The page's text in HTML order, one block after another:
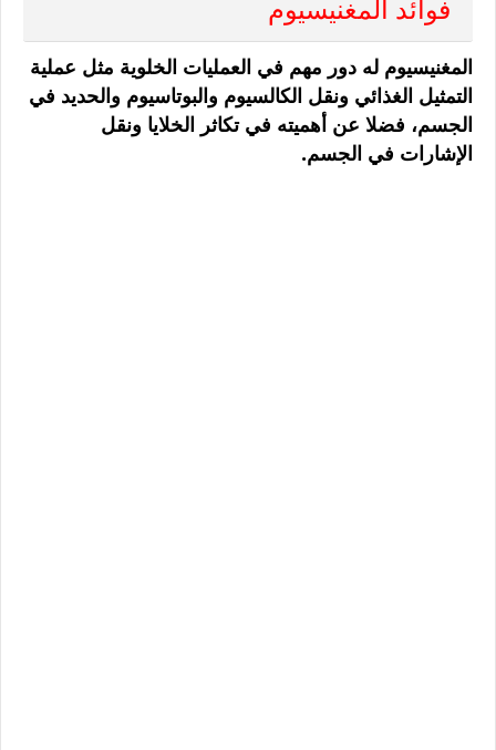
فوائد المغنيسيوم
المغنيسيوم له دور مهم في العمليات الخلوية مثل عملية
التمثيل الغذائي ونقل الكالسيوم والبوتاسيوم والحديد في
الجسم، فضلا عن أهميته في تكاثر الخلايا ونقل
الإشارات في الجسم.